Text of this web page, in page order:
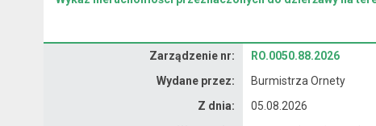
Zarządzenie nr:
RO.0050.88.2026
Wydane przez:
Burmistrza Ornety
Z dnia:
05.08.2026